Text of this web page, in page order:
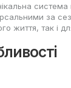
система
за
життя, так і